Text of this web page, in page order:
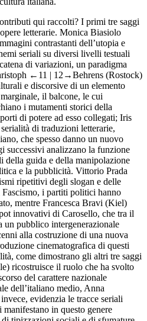
qui raccolti? I primi tre saggi
letterarie. Monica Biasiolo
contrastanti dell’utopia e
seriali su diversi livelli testuali
di variazioni, un paradigma
←11 | 12→Behrens (Rostock)
e discorsive di un elemento
il balcone, le cui
i mutamenti storici della
di potere ad esso collegati; Iris
di traduzioni letterarie,
che spesso danno un nuovo
successivi analizzano la funzione
della guida e della manipolazione
e la pubblicità. Vittorio Prada
ripetitivi degli slogan e delle
i partiti politici hanno
mentre Francesca Bravi (Kiel)
innovativi di Carosello, che tra il
pubblico intergenerazionale
alla costruzione di una nuova
cinematografica di questi
come dimostrano gli altri tre saggi
ricostruisce il ruolo che ha svolto
del carattere nazionale
dell’italiano medio, Anna
evidenzia le tracce seriali
manifestano in questo genere